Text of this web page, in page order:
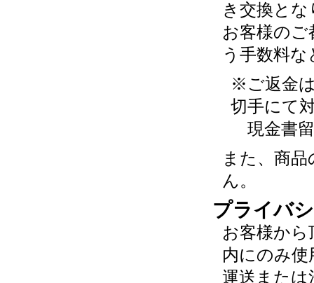
き交換と
お客様のご
う手数料
※ご返金
切手にて
現金書
また、商
ん。
プライバ
お客様か
内にのみ
運送または